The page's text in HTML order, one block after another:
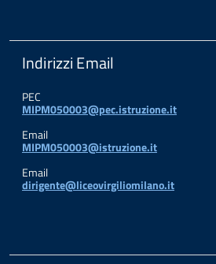
Indirizzi Email
PEC
MIPM050003@pec.istruzione.it
Email
MIPM050003@istruzione.it
Email
dirigente@liceovirgiliomilano.it